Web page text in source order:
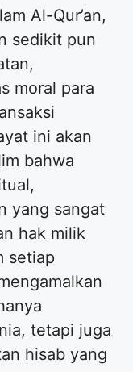
Al-Qur’an,
sedikit pun
moral para
ini akan
bahwa
yang sangat
hak milik
setiap
tetapi juga
hisab yang